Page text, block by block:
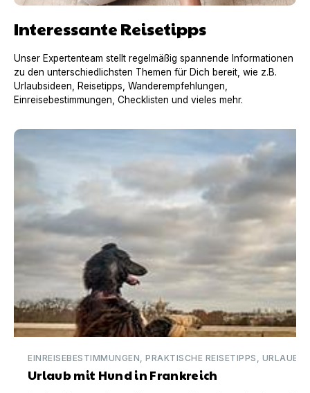
Interessante Reisetipps
Unser Expertenteam stellt regelmäßig spannende Informationen
zu den unterschiedlichsten Themen für Dich bereit, wie z.B.
Urlaubsideen, Reisetipps, Wanderempfehlungen,
Einreisebestimmungen, Checklisten und vieles mehr.
Urlaub mit Hund in Frankreich
EINREISEBESTIMMUNGEN, PRAKTISCHE REISETIPPS,
Urlaub mit Hund in Frankreich